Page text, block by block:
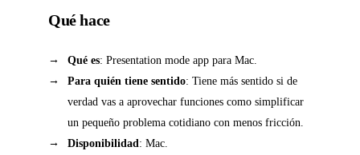
Qué hace
Qué es: Presentation mode app para Mac.
Para quién tiene sentido: Tiene más sentido si de
verdad vas a aprovechar funciones como simplificar
un pequeño problema cotidiano con menos fricción.
Disponibilidad: Mac.